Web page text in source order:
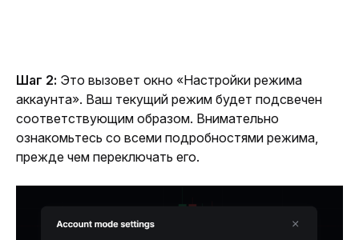
Шаг 2: Это вызовет окно «Настройки режима
аккаунта». Ваш текущий режим будет подсвечен
соответствующим образом. Внимательно
ознакомьтесь со всеми подробностями режима,
прежде чем переключать его.